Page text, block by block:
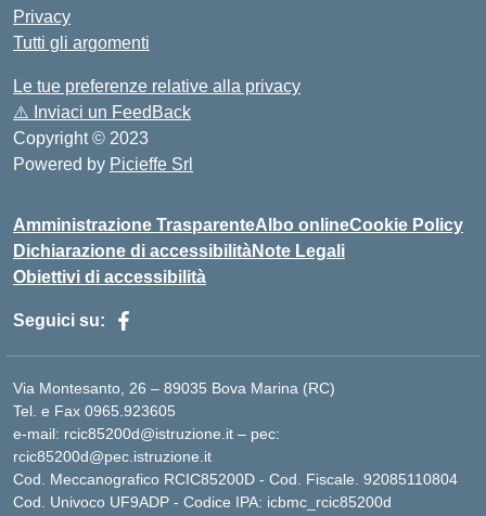
Privacy
Tutti gli argomenti
Le tue preferenze relative alla privacy
⚠️ Inviaci un FeedBack
Copyright © 2023
Powered by Picieffe Srl
Amministrazione TrasparenteAlbo onlineCookie Policy
Dichiarazione di accessibilitàNote Legali
Obiettivi di accessibilità
Seguici su:
Via Montesanto, 26 – 89035 Bova Marina (RC)
Tel. e Fax 0965.923605
e-mail: rcic85200d@istruzione.it – pec:
rcic85200d@pec.istruzione.it
Cod. Meccanografico RCIC85200D - Cod. Fiscale. 92085110804
Cod. Univoco UF9ADP - Codice IPA: icbmc_rcic85200d